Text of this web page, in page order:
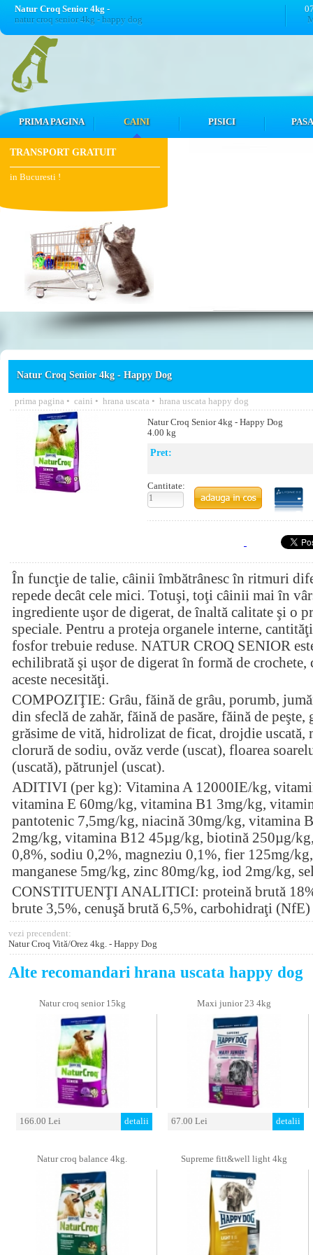
Natur Croq Senior 4kg -
natur croq senior 4kg - happy dog
PRIMA PAGINA CAINI PISICI
TRANSPORT GRATUIT
in Bucuresti !
Natur Croq Senior 4kg - Happy Dog
prima pagina • caini • hrana uscata • hrana uscata happy dog
Natur Croq Senior 4kg - Happy Dog
4.00 kg
Pret:
Cantitate:
În funcţie de talie, câinii îmbătrânesc în ritmuri
repede decât cele mici. Totuşi, toţi câinii mai în
ingrediente uşor de digerat, de înaltă calitate şi o
speciale. Pentru a proteja organele interne,
fosfor trebuie reduse. NATUR CROQ SENIOR
echilibrată şi uşor de digerat în formă de crochete,
aceste necesităţi.
COMPOZIŢIE: Grâu, făină de grâu, porumb,
din sfeclă de zahăr, făină de pasăre, făină de peşte,
grăsime de vită, hidrolizat de ficat, drojdie uscată,
clorură de sodiu, ovăz verde (uscat), floarea
(uscată), pătrunjel (uscat).
ADITIVI (per kg): Vitamina A 12000IE/kg,
vitamina E 60mg/kg, vitamina B1 3mg/kg,
pantotenic 7,5mg/kg, niacină 30mg/kg, vitamina
2mg/kg, vitamina B12 45µg/kg, biotină 250µg/
0,8%, sodiu 0,2%, magneziu 0,1%, fier 125mg/
manganese 5mg/kg, zinc 80mg/kg, iod 2mg/kg,
CONSTITUENŢI ANALITICI: proteină brută
brute 3,5%, cenuşă brută 6,5%, carbohidraţi
vezi precendent:
Natur Croq Vită/Orez 4kg. - Happy Dog
Alte recomandari hrana uscata happy dog
Natur croq senior 15kg
166.00 Lei detalii
Maxi junior 23 4kg
67.00 Lei detalii
Natur croq balance 4kg. Supreme fitt&well light 4kg